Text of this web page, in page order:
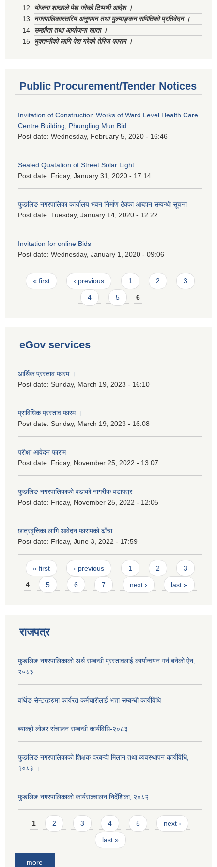
योजना शाखाले पेश गरेको टिप्पणी आदेश ।
नगरपालिकास्तरिय अनुगमन तथा मुल्याङ्कन समितिको प्रतिवेदन ।
सम्झौता तथा आयोजना खाता ।
भुक्तानीको लागि पेश गरेको तेरिज फाराम ।
Public Procurement/Tender Notices
Invitation of Construction Works of Ward Level Health Care
Centre Building, Phungling Mun Bid
Post date: Wednesday, February 5, 2020 - 16:46
Sealed Quatation of Street Solar Light
Post date: Friday, January 31, 2020 - 17:14
फुङलिङ नगरपालिका कार्यालय भवन निर्माण ठेक्का आब्हान सम्वन्धी सूचना
Post date: Tuesday, January 14, 2020 - 12:22
Invitation for online Bids
Post date: Wednesday, January 1, 2020 - 09:06
Pages
« first ‹ previous 1 2 3
4 5 6
eGov services
आर्थिक प्रस्ताव फारम ।
Post date: Sunday, March 19, 2023 - 16:10
प्राविधिक प्रस्ताव फारम ।
Post date: Sunday, March 19, 2023 - 16:08
परीक्षा आवेदन फाराम
Post date: Friday, November 25, 2022 - 13:07
फुङलिङ नगरपालिकाको वडाको नागरीक वडापत्र
Post date: Friday, November 25, 2022 - 12:05
छात्रवृत्तिका लागि आवेदन फारामको ढाँचा
Post date: Friday, June 3, 2022 - 17:59
Pages
« first ‹ previous 1 2 3
4 5 6 7 next › last »
राजपत्र
फुङलिङ नगरपालिकाको अर्थ सम्बन्धी प्रस्तावलाई कार्यान्वयन गर्न बनेको ऐन‚
२०८३
वर्थिङ सेन्टरहरुमा कार्यरत कर्मचारीलाई भत्ता सम्बन्धी कार्यविधि
ब्याक्हो लोडर संचालन सम्बन्धी कार्यविधि-२०८३
फुङलिङ नगरपालिकाको शिक्षक दरबन्दी मिलान तथा व्यवस्थापन कार्यविधि,
२०८३ ।
फुङलिङ नगरपालिकाको कार्यसञ्चालन निर्देशिका‚ २०८२
Pages
1 2 3 4 5 next ›
last »
more